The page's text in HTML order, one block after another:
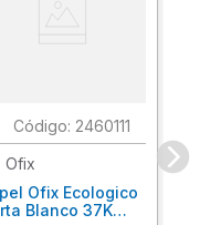
: 2460111
Ofix
Ofix Ecologico
Blanco 37K